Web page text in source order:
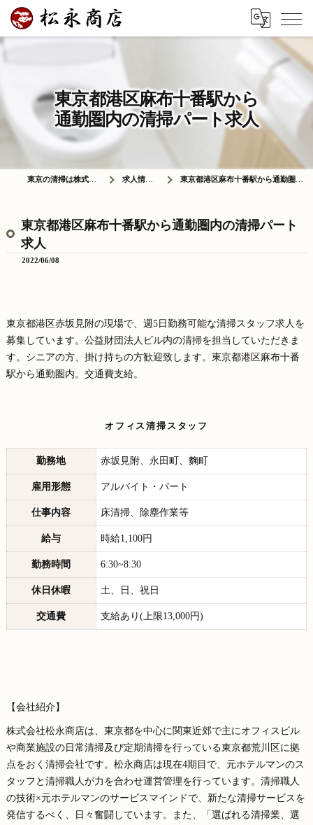
東京都港区麻布十番駅から
通勤圏内の清掃パート求人
東京の清掃は株式会社松永商店 求人情報ブログ 東京都港区麻布十番駅から通勤圏内の清掃パート求人
東京都港区麻布十番駅から通勤圏内の清掃パート
求人
2022/06/08
東京都港区赤坂見附の現場で、週5日勤務可能な清掃スタッフ求人を
募集しています。公益財団法人ビル内の清掃を担当していただきま
す。シニアの方、掛け持ちの方歓迎致します。東京都港区麻布十番
駅から通勤圏内。交通費支給。
オフィス清掃スタッフ
勤務地 赤坂見附、永田町、麴町
雇用形態 アルバイト・パート
仕事内容 床清掃、除塵作業等
給与 時給1,100円
勤務時間 6:30~8:30
休日休暇 土、日、祝日
交通費 支給あり(上限13,000円)
【会社紹介】
株式会社松永商店は、東京都を中心に関東近郊で主にオフィスビル
や商業施設の日常清掃及び定期清掃を行っている東京都荒川区に拠
点をおく清掃会社です。松永商店は現在4期目で、元ホテルマンのス
タッフと清掃職人が力を合わせ運営管理を行っています。清掃職人
の技術×元ホテルマンのサービスマインドで、新たな清掃サービスを
発信するべく、日々奮闘しています。また、「選ばれる清掃業、選